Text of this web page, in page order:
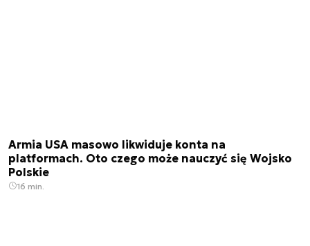
Armia USA masowo likwiduje konta na
platformach. Oto czego może nauczyć się Wojsko
Polskie
16 min.